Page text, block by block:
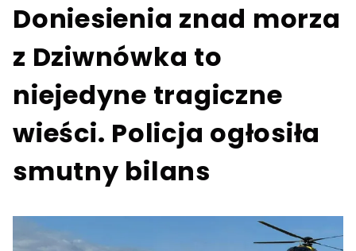
Doniesienia znad morza
z Dziwnówka to
niejedyne tragiczne
wieści. Policja ogłosiła
smutny bilans